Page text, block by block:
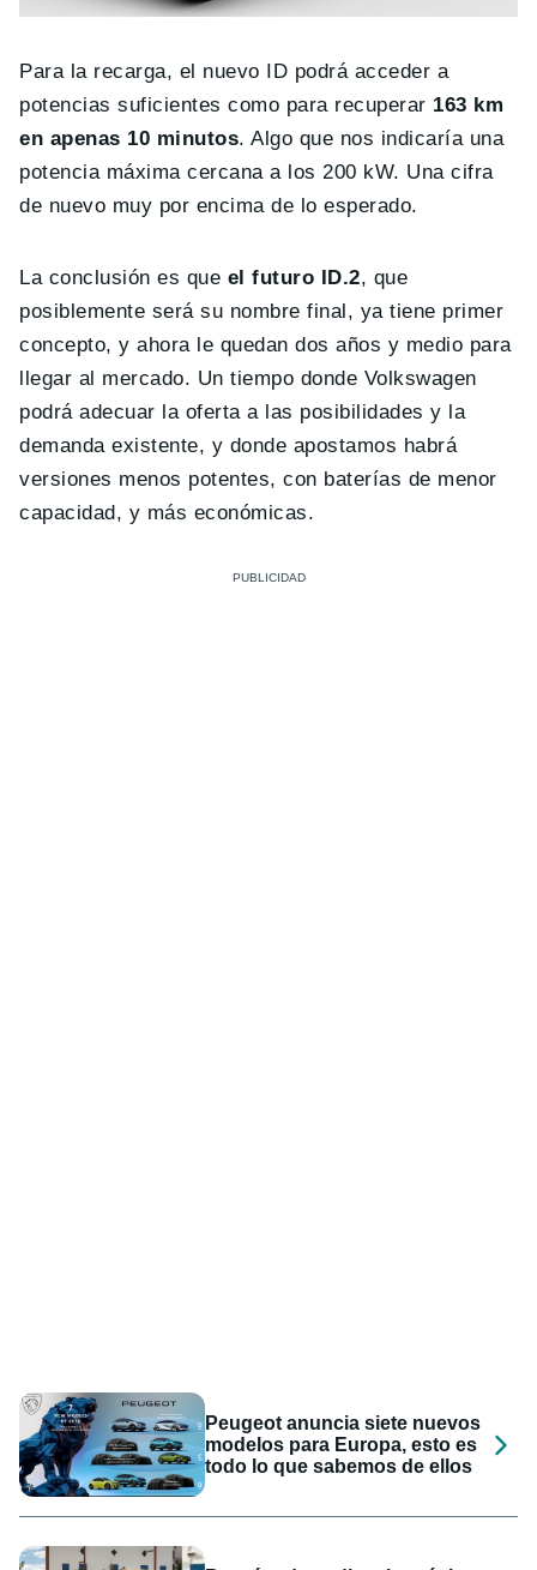
Para la recarga, el nuevo ID podrá acceder a
potencias suficientes como para recuperar 163 km
en apenas 10 minutos. Algo que nos indicaría una
potencia máxima cercana a los 200 kW. Una cifra
de nuevo muy por encima de lo esperado.
La conclusión es que el futuro ID.2, que
posiblemente será su nombre final, ya tiene primer
concepto, y ahora le quedan dos años y medio para
llegar al mercado. Un tiempo donde Volkswagen
podrá adecuar la oferta a las posibilidades y la
demanda existente, y donde apostamos habrá
versiones menos potentes, con baterías de menor
capacidad, y más económicas.
Peugeot anuncia siete nuevos
modelos para Europa, esto es
todo lo que sabemos de ellos